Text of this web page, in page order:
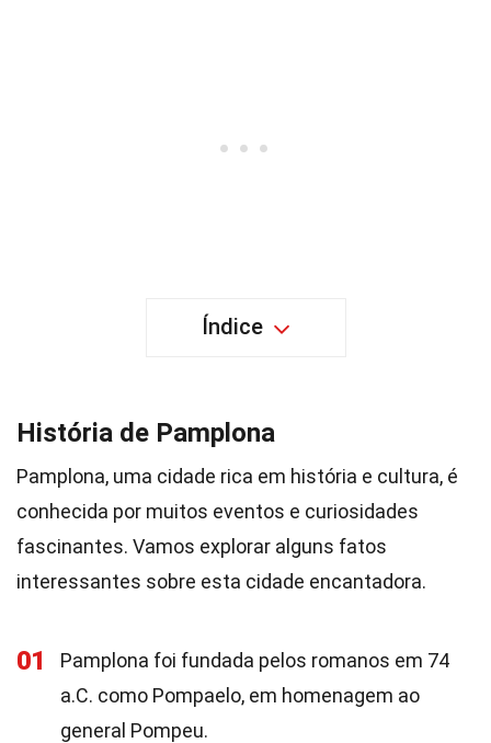
Índice
História de Pamplona
Pamplona, uma cidade rica em história e cultura, é
conhecida por muitos eventos e curiosidades
fascinantes. Vamos explorar alguns fatos
interessantes sobre esta cidade encantadora.
01
Pamplona foi fundada pelos romanos em 74
a.C. como Pompaelo, em homenagem ao
general Pompeu.